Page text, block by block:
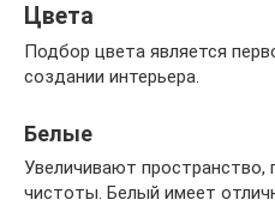
Цвета
Подбор цвета является
создании интерьера.
Белые
Увеличивают пространство,
чистоты. Белый имеет